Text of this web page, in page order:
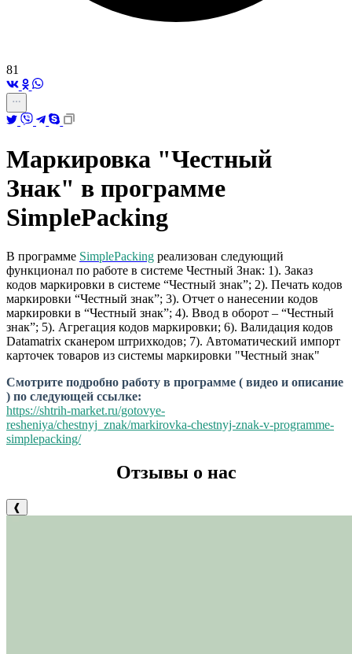
81
Маркировка "Честный
Знак" в программе
SimplePacking
В программе SimplePacking реализован следующий
функционал по работе в системе Честный Знак: 1). Заказ
кодов маркировки в системе “Честный знак”; 2). Печать кодов
маркировки “Честный знак”; 3). Отчет о нанесении кодов
маркировки в “Честный знак”; 4). Ввод в оборот – “Честный
знак”; 5). Агрегация кодов маркировки; 6). Валидация кодов
Datamatrix сканером штрихкодов; 7). Автоматический импорт
карточек товаров из системы маркировки "Честный знак"
Смотрите подробно работу в программе ( видео и описание
) по следующей ссылке:
https://shtrih-market.ru/gotovye-
resheniya/chestnyj_znak/markirovka-chestnyj-znak-v-programme-
simplepacking/
Отзывы о нас
❰